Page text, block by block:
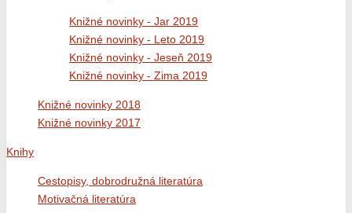
Knižné novinky - Jar 2019
Knižné novinky - Leto 2019
Knižné novinky - Jeseň 2019
Knižné novinky - Zima 2019
Knižné novinky 2018
Knižné novinky 2017
Knihy
Cestopisy, dobrodružná literatúra
Motivačná literatúra